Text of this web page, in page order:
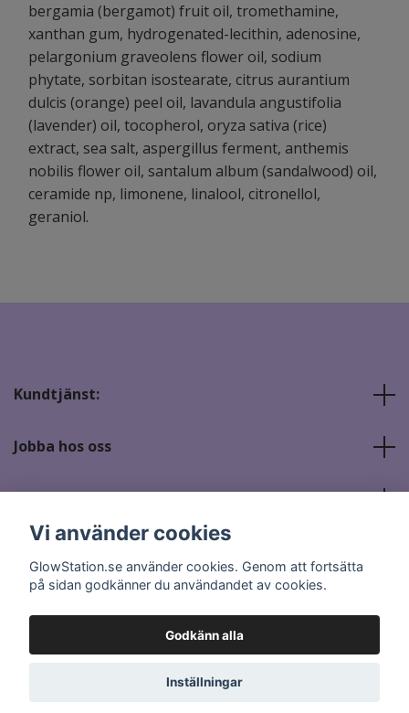
bergamia (bergamot) fruit oil, tromethamine,
xanthan gum, hydrogenated-lecithin, adenosine,
pelargonium graveolens flower oil, sodium
phytate, sorbitan isostearate, citrus aurantium
dulcis (orange) peel oil, lavandula angustifolia
(lavender) oil, tocopherol, oryza sativa (rice)
extract, sea salt, aspergillus ferment, anthemis
nobilis flower oil, santalum album (sandalwood) oil,
ceramide np, limonene, linalool, citronellol,
geraniol.
Kundtjänst:
Jobba hos oss
Sociala medier
© 2026 GlowStation.se
Vi använder cookies
GlowStation.se använder cookies. Genom att fortsätta
på sidan godkänner du användandet av cookies.
Godkänn alla
Inställningar